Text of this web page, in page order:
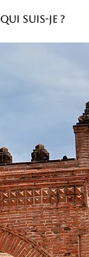
QUI SUIS-JE ?